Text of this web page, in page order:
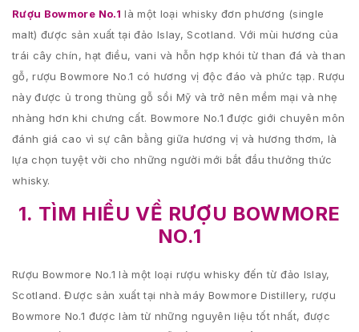
Rượu Bowmore No.1 là một loại whisky đơn phương (single
malt) được sản xuất tại đảo Islay, Scotland. Với mùi hương của
trái cây chín, hạt điều, vani và hỗn hợp khói từ than đá và than
gỗ, rượu Bowmore No.1 có hương vị độc đáo và phức tạp. Rượu
này được ủ trong thùng gỗ sồi Mỹ và trở nên mềm mại và nhẹ
nhàng hơn khi chưng cất. Bowmore No.1 được giới chuyên môn
đánh giá cao vì sự cân bằng giữa hương vị và hương thơm, là
lựa chọn tuyệt vời cho những người mới bắt đầu thưởng thức
whisky.
1. TÌM HIỂU VỀ RƯỢU BOWMORE
NO.1
Rượu Bowmore No.1 là một loại rượu whisky đến từ đảo Islay,
Scotland. Được sản xuất tại nhà máy Bowmore Distillery, rượu
Bowmore No.1 được làm từ những nguyên liệu tốt nhất, được